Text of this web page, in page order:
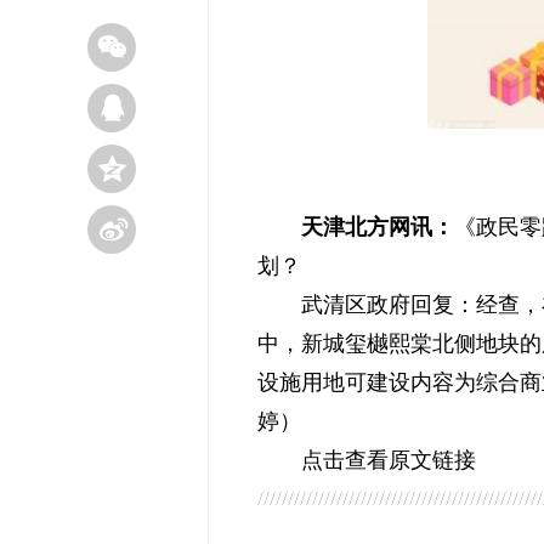
天津北方网讯：
《政民
划？
武清区政府回复：经查
中，新城玺樾熙棠北侧地块
设施用地可建设内容为综合
婷）
点击查看原文链接